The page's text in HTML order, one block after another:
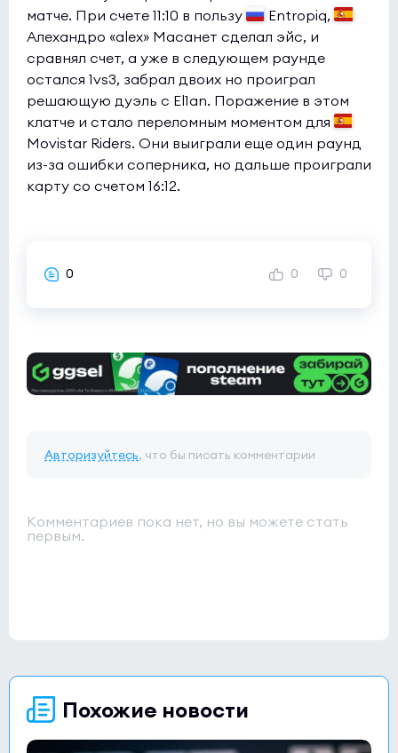
матче. При счете 11:10 в пользу
Entropiq,
Алехандро «alex» Масанет сделал эйс, и
сравнял счет, а уже в следующем раунде
остался 1vs3, забрал двоих но проиграл
решающую дуэль с El1an. Поражение в этом
клатче и стало переломным моментом для
Movistar Riders. Они выиграли еще один раунд
из-за ошибки соперника, но дальше проиграли
карту со счетом 16:12.
0 0 0
Авторизуйтесь, что бы писать комментарии
Комментариев пока нет, но вы можете стать
первым.
Похожие новости